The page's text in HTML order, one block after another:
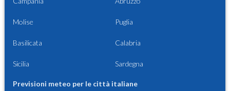
Molise Puglia
Basilicata Calabria
Sicilia Sardegna
Previsioni meteo per le città italiane